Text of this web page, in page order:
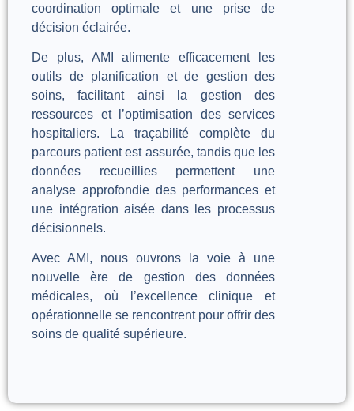
coordination optimale et une prise de
décision éclairée.
De plus, AMI alimente efficacement les
outils de planification et de gestion des
soins, facilitant ainsi la gestion des
ressources et l’optimisation des services
hospitaliers. La traçabilité complète du
parcours patient est assurée, tandis que les
données recueillies permettent une
analyse approfondie des performances et
une intégration aisée dans les processus
décisionnels.
Avec AMI, nous ouvrons la voie à une
nouvelle ère de gestion des données
médicales, où l’excellence clinique et
opérationnelle se rencontrent pour offrir des
soins de qualité supérieure.